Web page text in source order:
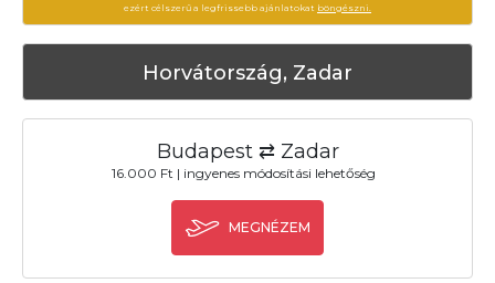
ezért célszerű a legfrissebb ajánlatokat böngészni.
Horvátország, Zadar
Budapest ⇄ Zadar
16.000 Ft | ingyenes módosítási lehetőség
MEGNÉZEM